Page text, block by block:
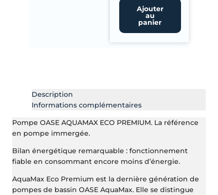
Premium
Ajouter
au
panier
Description
Informations complémentaires
Pompe OASE AQUAMAX ECO PREMIUM. La référence
en pompe immergée.
Bilan énergétique remarquable : fonctionnement
fiable en consommant encore moins d’énergie.
AquaMax Eco Premium est la dernière génération de
pompes de bassin OASE AquaMax. Elle se distingue